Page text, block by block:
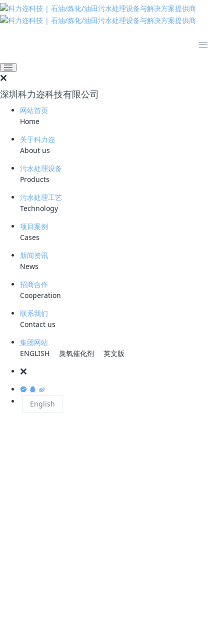
深圳科力迩科技有限公司
网站首页
Home
关于科力迩
About us
污水处理设备
Products
污水处理工艺
Technology
项目案例
Cases
新闻资讯
News
招商合作
Cooperation
联系我们
Contact us
集团网站
ENGLISH
臭氧催化剂 英文版
English
推动绿色发展 建设美丽中国
招贤纳士
招聘人数：不限
工资待遇：0.8-1.5万/月
工作地点：深圳-龙岗
岗位信息
职位信息
2、与配管专业配合进行设备布置和选型，编制工艺设备表；
4、污水处理工艺方案设计，现场工艺调试、技术手册编制等
任职要求：
专业大学本科及以上学历；
2、从事工艺设计1年以上，30岁以下，对油田、炼化等污水处
理工艺熟悉者优先；
3、上进心强，沟通协调能力佳，具有较好得团队精神，可适
应短期出差
薪资福利：
1、待遇：具有行业竞争力工资+高激励（各类奖金+分红）+社保（入职
购买）+定期团建
2、弹性上班制：8:30~9:00，双休 法定节假日；